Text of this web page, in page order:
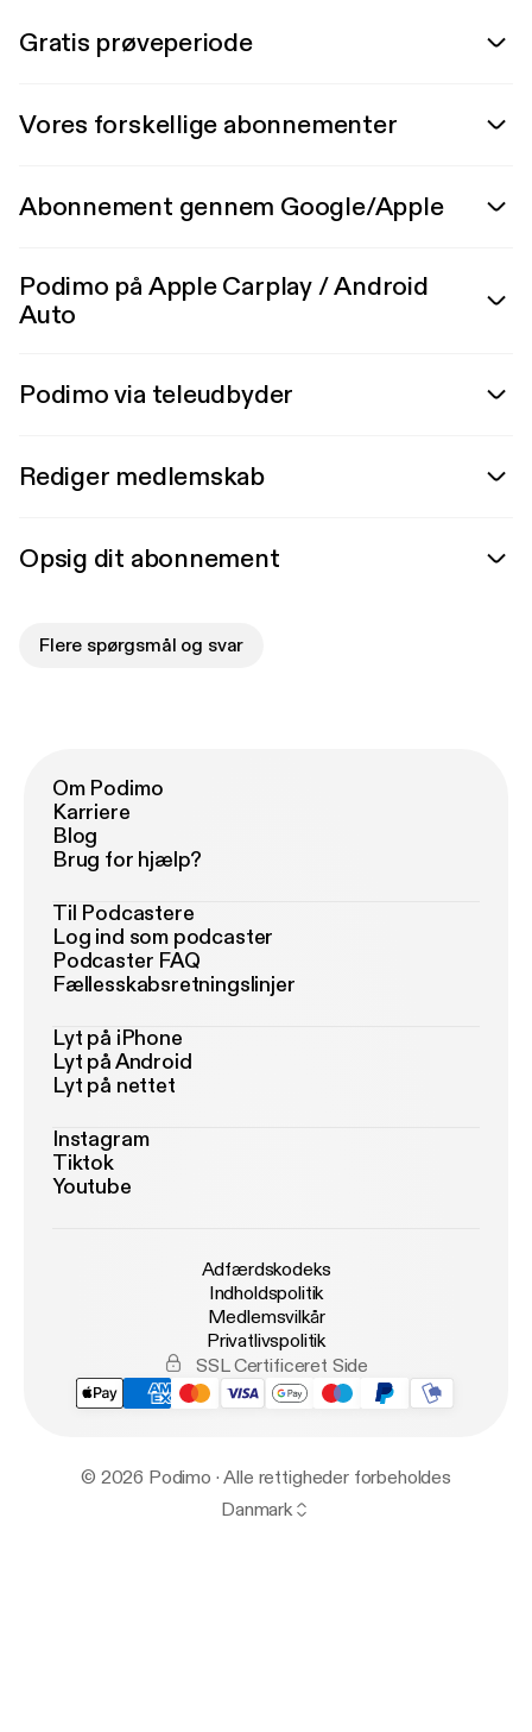
Gratis prøveperiode
Vores forskellige abonnementer
Abonnement gennem Google/Apple
Podimo på Apple Carplay / Android
Auto
Podimo via teleudbyder
Rediger medlemskab
Opsig dit abonnement
Flere spørgsmål og svar
Om Podimo
Karriere
Blog
Brug for hjælp?
Til Podcastere
Log ind som podcaster
Podcaster FAQ
Fællesskabsretningslinjer
Lyt på iPhone
Lyt på Android
Lyt på nettet
Instagram
Tiktok
Youtube
Adfærdskodeks
Indholdspolitik
Medlemsvilkår
Privatlivspolitik
SSL Certificeret Side
© 2026 Podimo · Alle rettigheder forbeholdes
Danmark